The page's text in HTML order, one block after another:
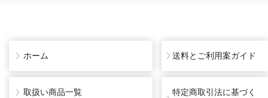
ホーム
取扱い商品一覧
送料とご利用案ガイド
特定商取引法に基づく